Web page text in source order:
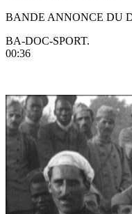
BANDE ANNONCE DU
BA-DOC-SPORT.
00:36